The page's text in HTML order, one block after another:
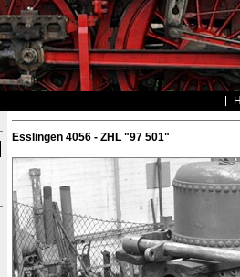
Esslingen 4056 - ZHL "97 501"